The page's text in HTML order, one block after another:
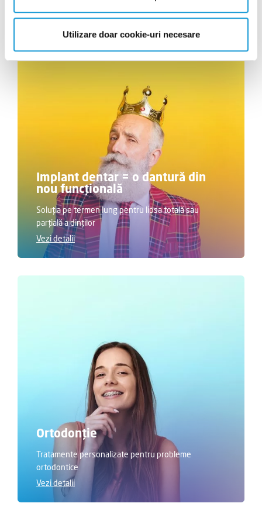
Utilizare doar cookie-uri necesare
Implant dentar = o dantură din
nou funcțională
Soluția pe termen lung pentru lipsa totală sau
parțială a dinților
Vezi detalii
Ortodonție
Tratamente personalizate pentru probleme
ortodontice
Vezi detalii